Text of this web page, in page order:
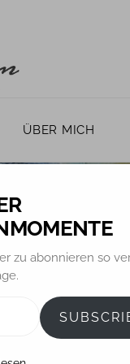
ÜBER MICH
zu abonnieren so